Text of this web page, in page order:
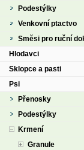
Podestýlky
Venkovní ptactvo
Směsi pro ruční
Hlodavci
Sklopce a pasti
Psi
Přenosky
Podestýlky
Krmení
Granule